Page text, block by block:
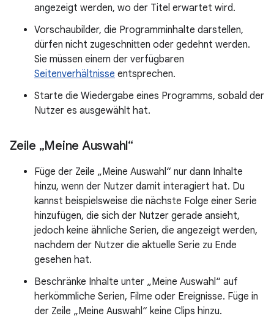
angezeigt werden, wo der Titel erwartet wird.
Vorschaubilder, die Programminhalte darstellen,
dürfen nicht zugeschnitten oder gedehnt werden.
Sie müssen einem der verfügbaren
Seitenverhältnisse entsprechen.
Starte die Wiedergabe eines Programms, sobald der
Nutzer es ausgewählt hat.
Zeile „Meine Auswahl“
Füge der Zeile „Meine Auswahl“ nur dann Inhalte
hinzu, wenn der Nutzer damit interagiert hat. Du
kannst beispielsweise die nächste Folge einer Serie
hinzufügen, die sich der Nutzer gerade ansieht,
jedoch keine ähnliche Serien, die angezeigt werden,
nachdem der Nutzer die aktuelle Serie zu Ende
gesehen hat.
Beschränke Inhalte unter „Meine Auswahl“ auf
herkömmliche Serien, Filme oder Ereignisse. Füge in
der Zeile „Meine Auswahl“ keine Clips hinzu.